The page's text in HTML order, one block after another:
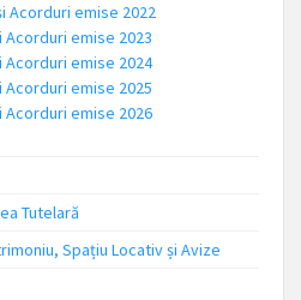
Acorduri emise 2022
emise 2023
emise 2024
emise 2025
emise 2026
Tutelară
Spațiu Locativ și Avize